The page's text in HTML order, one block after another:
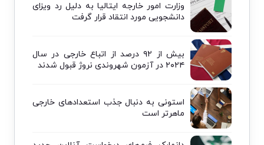
وزارت امور خارجه ایتالیا به دلیل رد ویزای
دانشجویی مورد انتقاد قرار گرفت
بیش از ۹۲ درصد از اتباع خارجی در سال
۲۰۲۴ در آزمون شهروندی نروژ قبول شدند
استونی به دنبال جذب استعدادهای خارجی
ماهرتر است